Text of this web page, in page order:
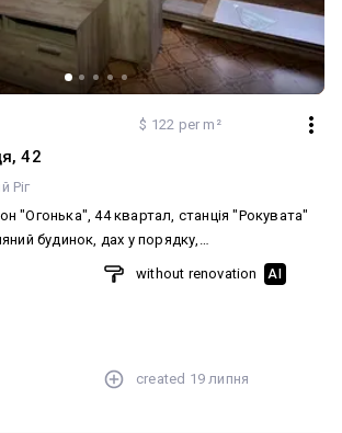
$ 122 per m²
42
Ріг
"Огонька", 44 квартал, станція "Рокувата"
будинок, дах у порядку,
студія. квартира в хорошому
вікна, труби. санвузол і кухня —
є всі лічильники. Міжкімнатні двері.
without renovation AI
created 19 липня